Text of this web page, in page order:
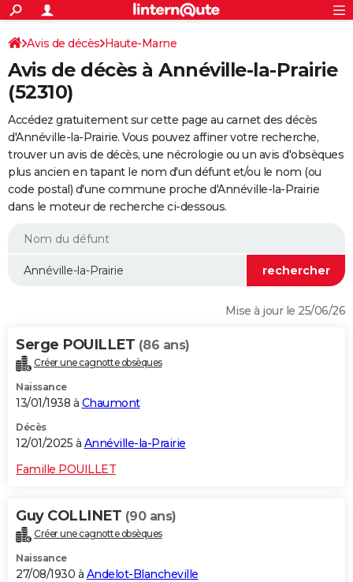
ACTUALITÉS
Politique
Société
Faits Divers
Education
Monde
Villes
+
SPORT
Coupe du monde 2026
Football
Tennis
Cyclisme
Rugby
Forum
FINANCE
Retraite
Impôts
Epargne
Immobilier
Risques naturels par ville
Banque
Assurance
Crédit
Essais
Réserver un essai
Citadines
Berlines
SUV
Forum auto
+
HIGH-TECH
Mobiles
Meilleur smartphone
Internet
Ordinateurs
Jeux vidéo
Guide high-tech
+
BRICOLAGE
Forum
Aménagement intérieur
Extérieur
Cuisine
Salle de bains
Jardinage
Rangement
WEEK-END
Guides de France
Escapades
Patrimoine
Expositions
Musées
Week-end nature
LIFESTYLE
Alimentation
Guide de la santé
Maladies
Médicaments
Sommeil
VOYAGE
Destinations
City break
Voyage nature
Voyage de noces
Forum
Climat
+PHOTO
GUIDES D'ACHAT
BONS PLANS
CARTE DE VOEUX
Dictionnaire
Biographies
Citations
Expressions
Proverbes
PROGRAMME TV
COPAINS D'AVANT
S'inscrire
Connexion
Avis de décès Haute-Marne
Avis de décès à Annéville-la-Prairie
(52310)
Accédez gratuitement sur cette page au carnet des décès
d'Annéville-la-Prairie. Vous pouvez affiner votre recherche,
trouver un avis de décès, une nécrologie ou un avis d'obsèques
plus ancien en tapant le nom d'un défunt et/ou le nom (ou
code postal) d'une commune proche d'Annéville-la-Prairie
dans le moteur de recherche ci-dessous.
Mise à jour le 25/06/26
Serge POUILLET (86 ans)
Créer une cagnotte obsèques
Naissance
13/01/1938 à Chaumont
Décès
12/01/2025 à Annéville-la-Prairie
Famille POUILLET
Guy COLLINET (90 ans)
Créer une cagnotte obsèques
Naissance
27/08/1930 à Andelot-Blancheville